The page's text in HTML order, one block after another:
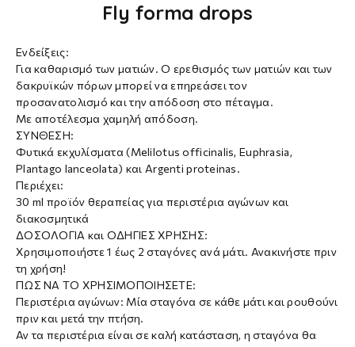
Fly forma drops
Ενδείξεις:
Για καθαρισμό των ματιών. Ο ερεθισμός των ματιών και των
δακρυϊκών πόρων μπορεί να επηρεάσει τον
προσανατολισμό και την απόδοση στο πέταγμα.
Με αποτέλεσμα χαμηλή απόδοση.
ΣΥΝΘΕΣΗ:
Φυτικά εκχυλίσματα (Melilotus officinalis, Euphrasia,
Plantago lanceolata) και Argenti proteinas.
Περιέχει:
30 ml προϊόν θεραπείας για περιστέρια αγώνων και
διακοσμητικά
ΔΟΣΟΛΟΓΙΑ και ΟΔΗΓΙΕΣ ΧΡΗΣΗΣ:
Χρησιμοποιήστε 1 έως 2 σταγόνες ανά μάτι. Ανακινήστε πριν
τη χρήση!
ΠΩΣ ΝΑ ΤΟ ΧΡΗΣΙΜΟΠΟΙΗΣΕΤΕ:
Περιστέρια αγώνων: Μία σταγόνα σε κάθε μάτι και ρουθούνι
πριν και μετά την πτήση.
Αν τα περιστέρια είναι σε καλή κατάσταση, η σταγόνα θα